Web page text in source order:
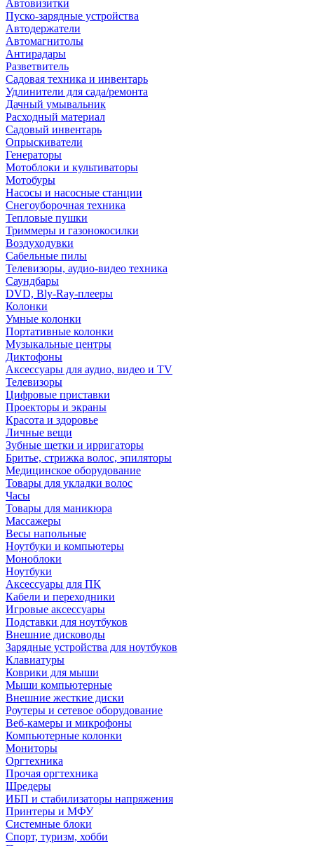
Автовизитки
Пуско-зарядные устройства
Автодержатели
Автомагнитолы
Антирадары
Разветвитель
Садовая техника и инвентарь
Удлинители для сада/ремонта
Дачный умывальник
Расходный материал
Садовый инвентарь
Опрыскиватели
Генераторы
Мотоблоки и культиваторы
Мотобуры
Насосы и насосные станции
Снегоуборочная техника
Тепловые пушки
Триммеры и газонокосилки
Воздуходувки
Сабельные пилы
Телевизоры, аудио-видео техника
Саундбары
DVD, Bly-Ray-плееры
Колонки
Умные колонки
Портативные колонки
Музыкальные центры
Диктофоны
Аксессуары для аудио, видео и TV
Телевизоры
Цифровые приставки
Проекторы и экраны
Красота и здоровье
Личные вещи
Зубные щетки и ирригаторы
Бритье, стрижка волос, эпиляторы
Медицинское оборудование
Товары для укладки волос
Часы
Товары для маникюра
Массажеры
Весы напольные
Ноутбуки и компьютеры
Моноблоки
Ноутбуки
Аксессуары для ПК
Кабели и переходники
Игровые аксессуары
Подставки для ноутбуков
Внешние дисководы
Зарядные устройства для ноутбуков
Клавиатуры
Коврики для мыши
Мыши компьютерные
Внешние жесткие диски
Роутеры и сетевое оборудование
Веб-камеры и микрофоны
Компьютерные колонки
Мониторы
Оргтехника
Прочая оргтехника
Шредеры
ИБП и стабилизаторы напряжения
Принтеры и МФУ
Системные блоки
Спорт, туризм, хобби